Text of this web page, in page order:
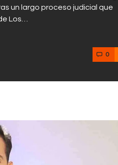
un largo proceso judicial que
Los…
0